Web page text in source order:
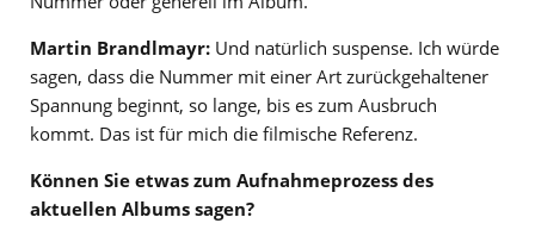
Martin Brandlmayr: Und natürlich suspense. Ich würde
sagen, dass die Nummer mit einer Art zurückgehaltener
Spannung beginnt, so lange, bis es zum Ausbruch
kommt. Das ist für mich die filmische Referenz.
Können Sie etwas zum Aufnahmeprozess des
aktuellen Albums sagen?